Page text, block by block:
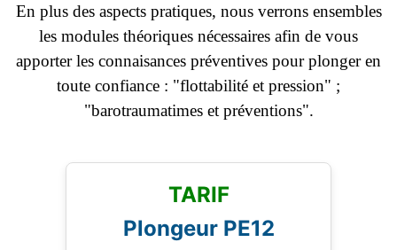
En plus des aspects pratiques, nous verrons ensembles
les modules théoriques nécessaires afin de vous
apporter les connaisances préventives pour plonger en
toute confiance : "flottabilité et pression" ;
"barotraumatimes et préventions".
TARIF
Plongeur PE12